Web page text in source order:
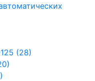
(28)